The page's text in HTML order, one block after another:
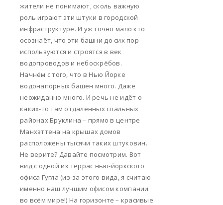
жители не понимают, сколь важную
роль играют эти штуки в городской
инфраструктуре. И уж точно мало кто
осознаёт, что эти башни до сих пор
используются и строятся в век
водопроводов и небоскрёбов.
Начнём с того, что в Нью Йорке
водонапорных башен много. Даже
неожиданно много. И речь не идёт о
каких-то там отдалённых спальных
районах Бруклина – прямо в центре
Манхэттена на крышах домов
расположены тысячи таких штуковин.
Не верите? Давайте посмотрим. Вот
вид с одной из террас нью-йоркского
офиса Гугла (из-за этого вида, я считаю
именно наш лучшим офисом компании
во всём мире!) На горизонте – красивые